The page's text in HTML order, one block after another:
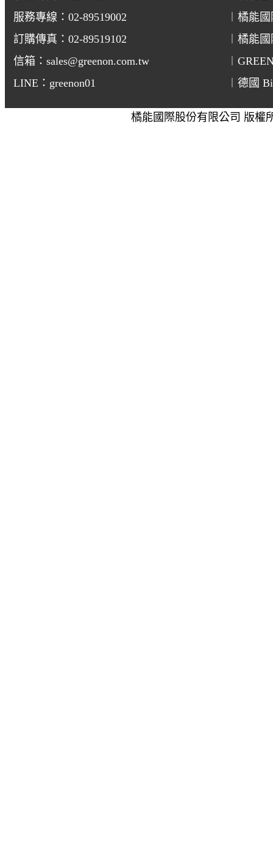
服務專線：02-89519002
︱橘能
訂購傳真：02-89519102
︱橘能
信箱：sales@greenon.com.tw
LINE：greenon01
︱德國
橘能國際股份有限公司 版權